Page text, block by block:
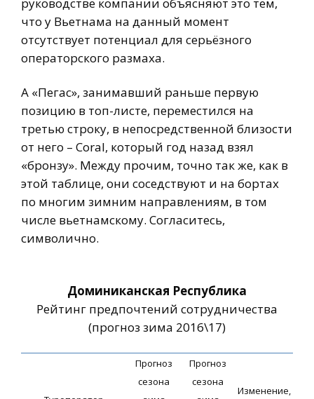
что у Вьетнама на данный момент
отсутствует потенциал для серьёзного
операторского размаха.
А «Пегас», занимавший раньше первую
позицию в топ-листе, переместился на
третью строку, в непосредственной близости
от него – Coral, который год назад взял
«бронзу». Между прочим, точно так же, как в
этой таблице, они соседствуют и на бортах
по многим зимним направлениям, в том
числе вьетнамскому. Согласитесь,
символично.
Доминиканская Республика
Рейтинг предпочтений сотрудничества
(прогноз зима 2016\17)
Прогноз
сезона
Прогноз
сезона
Изменение,